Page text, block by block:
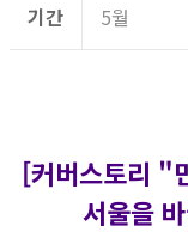
기간 5월
[커버스토리 "
서울을